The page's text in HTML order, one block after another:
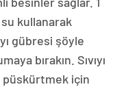
kullanarak
gübresi şöyle
bırakın. Sıvıyı
püskürtmek için